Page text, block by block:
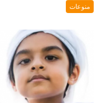
منوعات